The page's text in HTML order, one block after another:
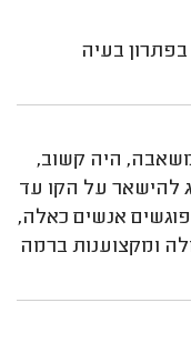
בפתרון בעיה
היה קשוב,
להישאר על הקו עד
אנשים כאלה,
ומקצוענות ברמה